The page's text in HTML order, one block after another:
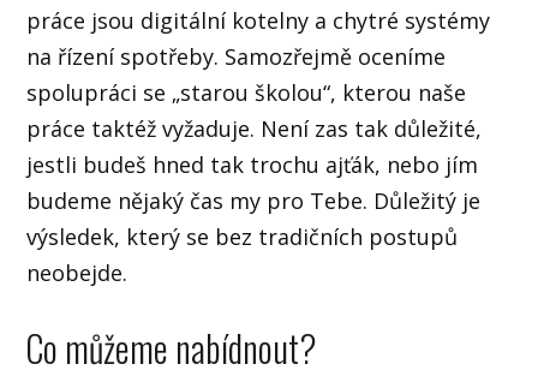
práce jsou digitální kotelny a chytré systémy
na řízení spotřeby. Samozřejmě oceníme
spolupráci se „starou školou“, kterou naše
práce taktéž vyžaduje. Není zas tak důležité,
jestli budeš hned tak trochu ajťák, nebo jím
budeme nějaký čas my pro Tebe. Důležitý je
výsledek, který se bez tradičních postupů
neobejde.
Co můžeme nabídnout?